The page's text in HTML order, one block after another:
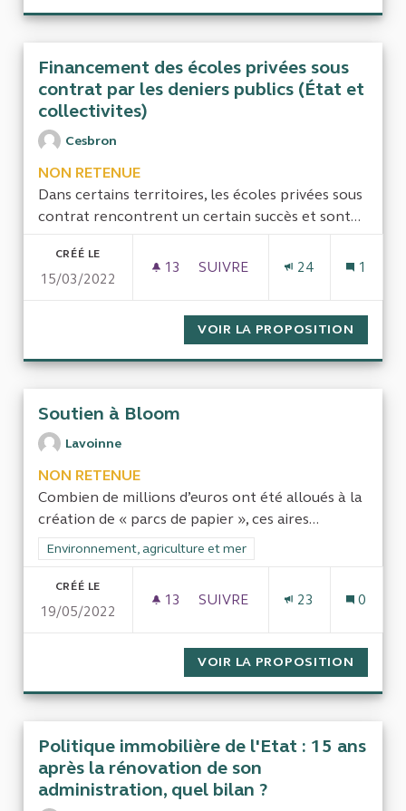
Financement des écoles privées sous
contrat par les deniers publics (État et
collectivites)
Cesbron
NON RETENUE
Dans certains territoires, les écoles privées sous
contrat rencontrent un certain succès et sont...
CRÉÉ LE
15/03/2022
13 13 ABONNÉS
SUIVRE
24 1
VOIR LA PROPOSITION
Soutien à Bloom
Lavoinne
NON RETENUE
Combien de millions d’euros ont été alloués à la
création de « parcs de papier », ces aires...
Filtrer les résultats de la catégorie : Environnement,
Environnement, agriculture et mer
CRÉÉ LE
19/05/2022
13 13 ABONNÉS
SUIVRE
23 0
VOIR LA PROPOSITION
Politique immobilière de l'Etat : 15 ans
après la rénovation de son
administration, quel bilan ?